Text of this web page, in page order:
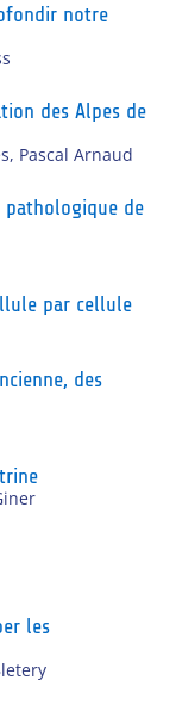
notre
des Alpes de
, Pascal Arnaud
pathologique de
par cellule
des
les